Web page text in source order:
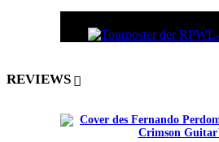
REVIEWS